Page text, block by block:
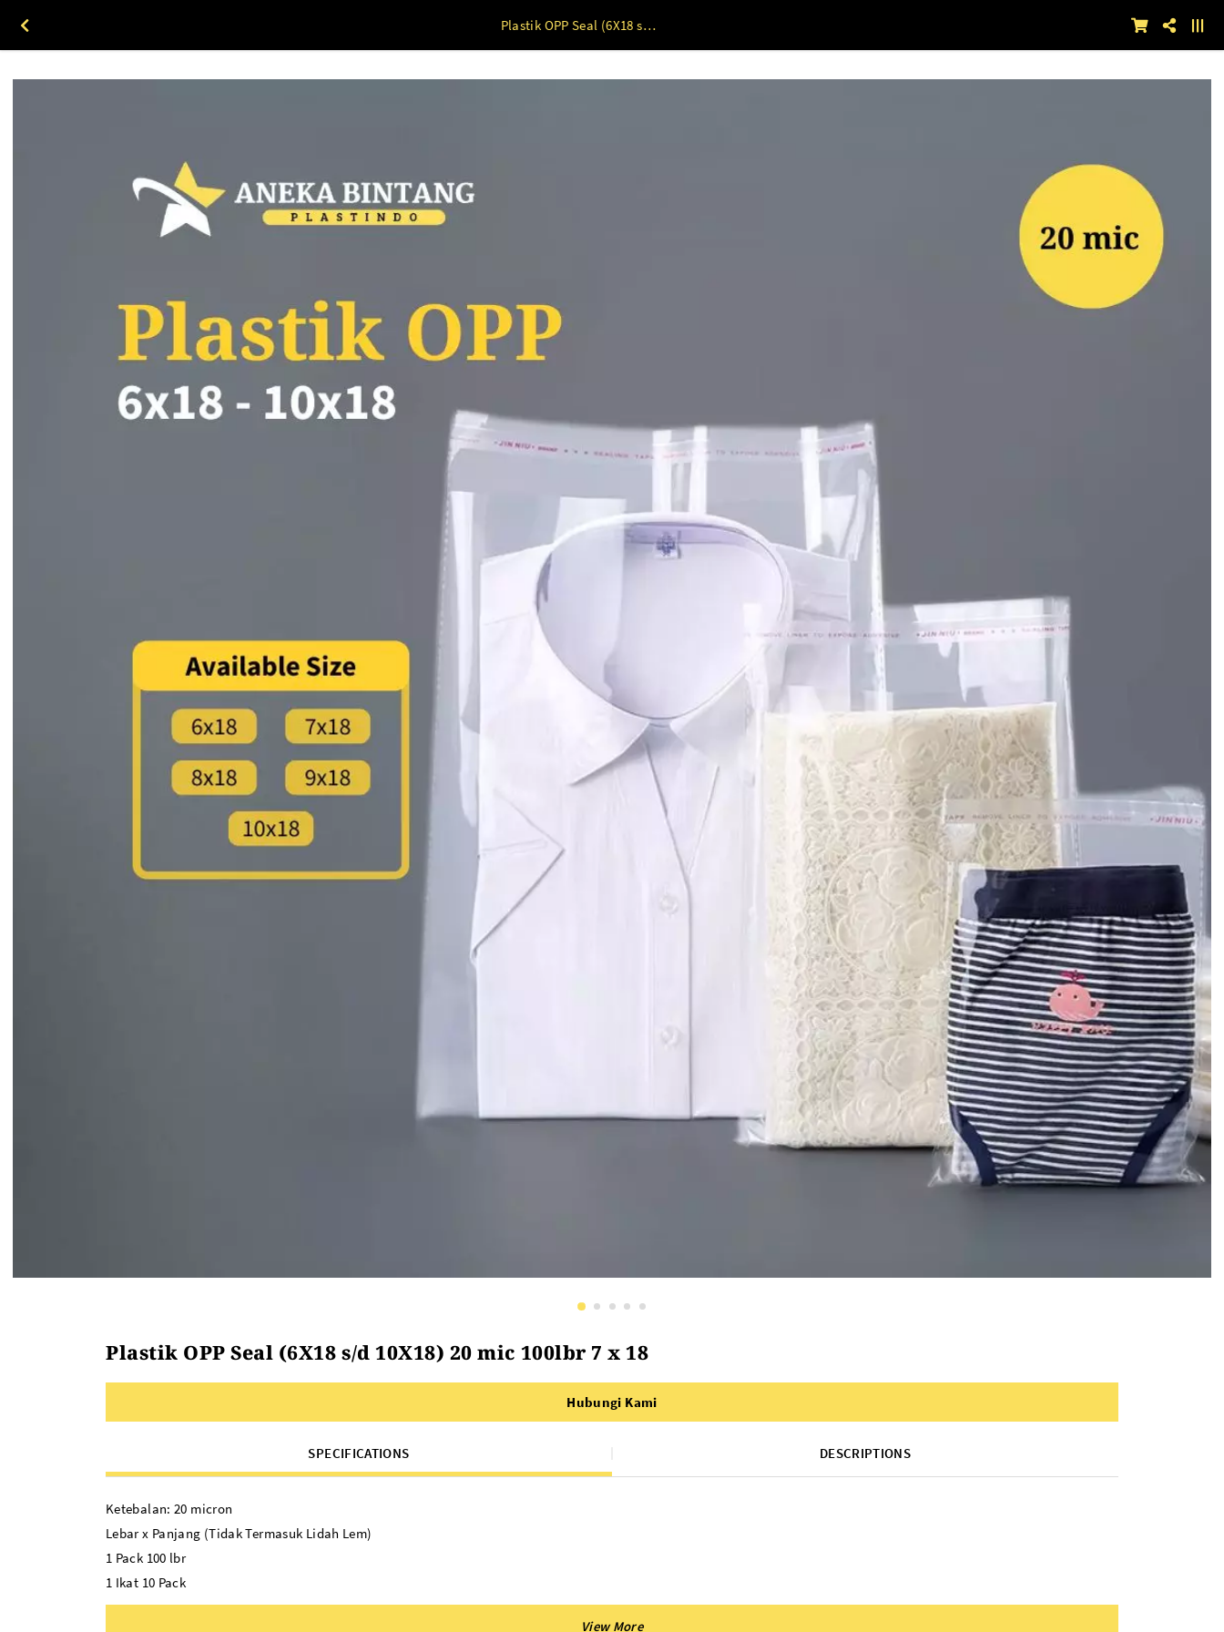
Plastik OPP Seal (6X18 s/d 10X18) 20 mic 100lbr 7 x 18
Plastik OPP Seal (6X18 s/d 10X18) 20 mic 100lbr 7 x 18
Hubungi Kami
SPECIFICATIONS DESCRIPTIONS
Ketebalan: 20 micron
Lebar x Panjang (Tidak Termasuk Lidah Lem)
1 Pack 100 lbr
1 Ikat 10 Pack
Cocok untuk: Kemasan roti, undangan, kue, baju, hem, dan kaca